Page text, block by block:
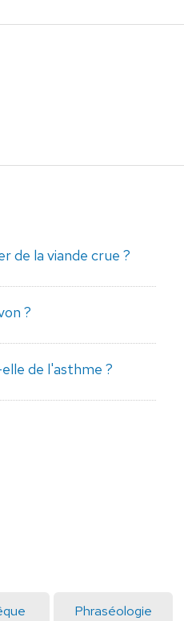
de la viande crue ?
?
de l'asthme ?
Phraséologie